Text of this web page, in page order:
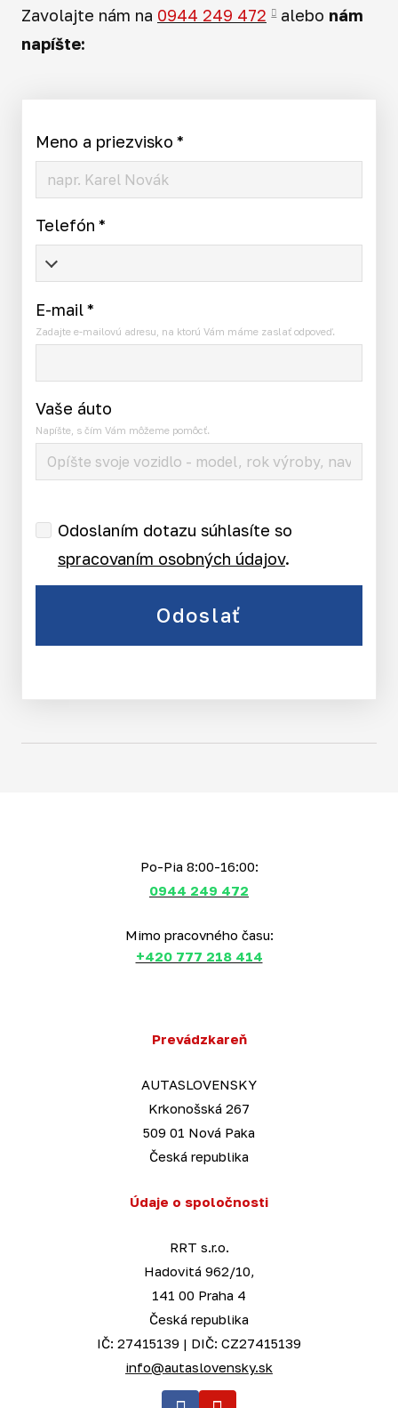
Zavolajte nám na 0944 249 472 alebo nám
napíšte:
Meno a priezvisko *
Telefón *
E-mail*
Zadajte e-mailovú adresu, na ktorú Vám máme zaslať odpoveď.
Vaše áuto
Napíšte, s čím Vám môžeme pomôcť.
Odoslaním dotazu súhlasíte so
spracovaním osobných údajov.
Odoslať
Po-Pia 8:00-16:00:
0944 249 472
Mimo pracovného času:
+420 777 218 414
Prevádzkareň
AUTASLOVENSKY
Krkonošská 267
509 01 Nová Paka
Česká republika
Údaje o spoločnosti
RRT s.r.o.
Hadovitá 962/10,
141 00 Praha 4
Česká republika
IČ: 27415139 | DIČ: CZ27415139
info@autaslovensky.sk